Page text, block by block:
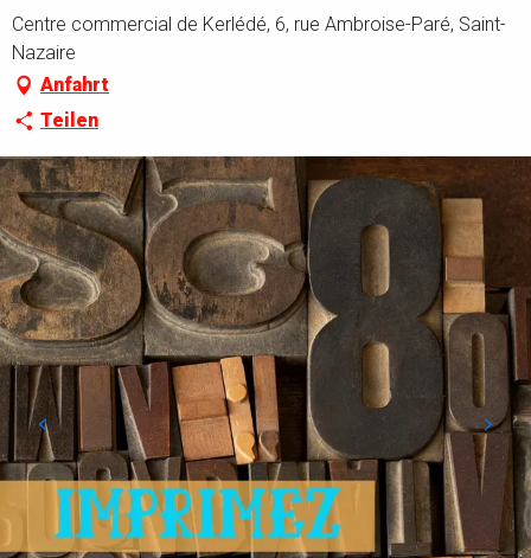
Centre commercial de Kerlédé, 6, rue Ambroise-Paré, Saint-
Nazaire
Anfahrt
Teilen